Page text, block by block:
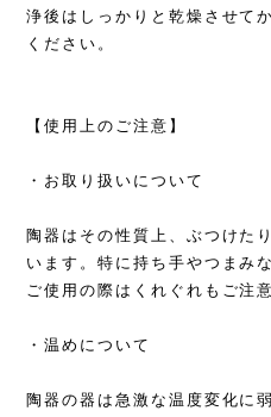
浄後はしっかりと乾燥させて
ください。
【使用上のご注意】
・お取り扱いについて
陶器はその性質上、ぶつけた
います。特に持ち手やつまみ
ご使用の際はくれぐれもご注
・温めについて
陶器の器は急激な温度変化に